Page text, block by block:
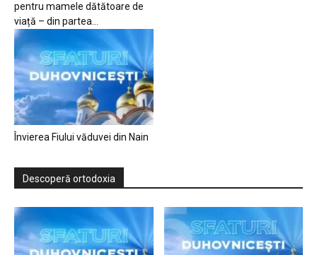
pentru mamele dătătoare de
viață – din partea...
Învierea Fiului văduvei din Nain
Descoperă ortodoxia